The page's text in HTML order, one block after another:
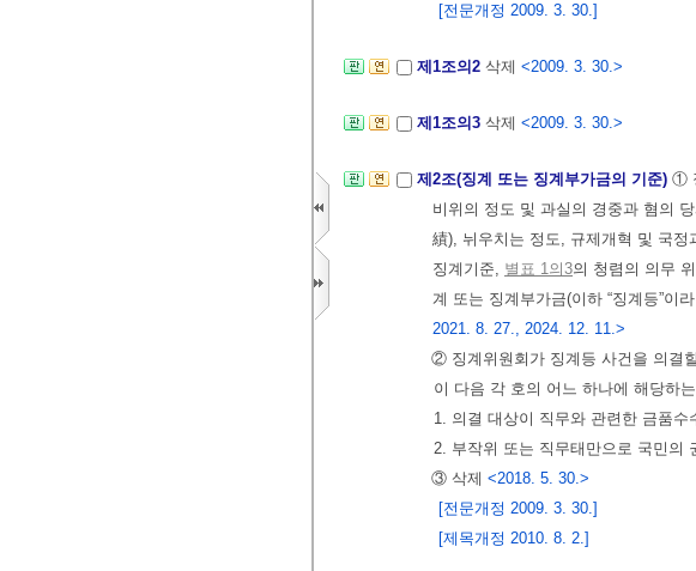
[전문개정 2009. 3. 30.]
제1조의2 삭제 <2009. 3. 30.>
제1조의3 삭제 <2009. 3. 30.>
제2조(징계 또는 징계부가금의 기준) ①
비위의 정도 및 과실의 경중과 혐의
績), 뉘우치는 정도, 규제개혁 및 국
징계기준, 별표 1의3의 청렴의 의무
계 또는 징계부가금(이하 “징계등”이
2021. 8. 27., 2024. 12. 11.>
② 징계위원회가 징계등 사건을 의결
이 다음 각 호의 어느 하나에 해당하
1. 의결 대상이 직무와 관련한 금품
2. 부작위 또는 직무태만으로 국민의
③ 삭제 <2018. 5. 30.>
[전문개정 2009. 3. 30.]
[제목개정 2010. 8. 2.]